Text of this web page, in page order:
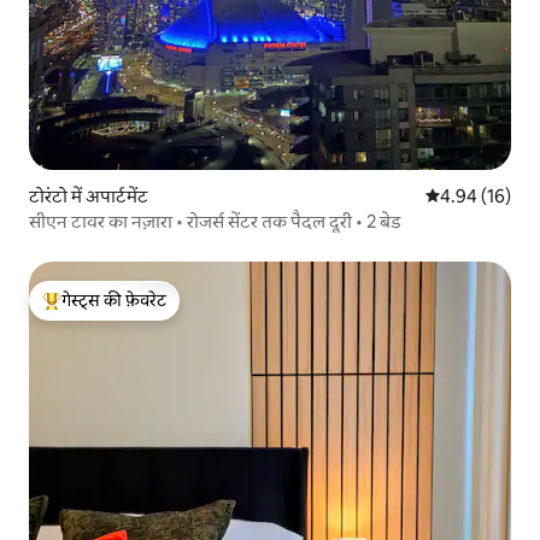
टोरंटो में अपार्टमेंट औसत रेटिंग 5 में
4.94 (16)
सीएन टावर का नज़ारा • रोजर्स सेंटर तक पैदल दूरी • 2 बेड
गेस्ट्स का टॉप फ़ेवरेट
गेस्ट्स की फ़ेवरेट